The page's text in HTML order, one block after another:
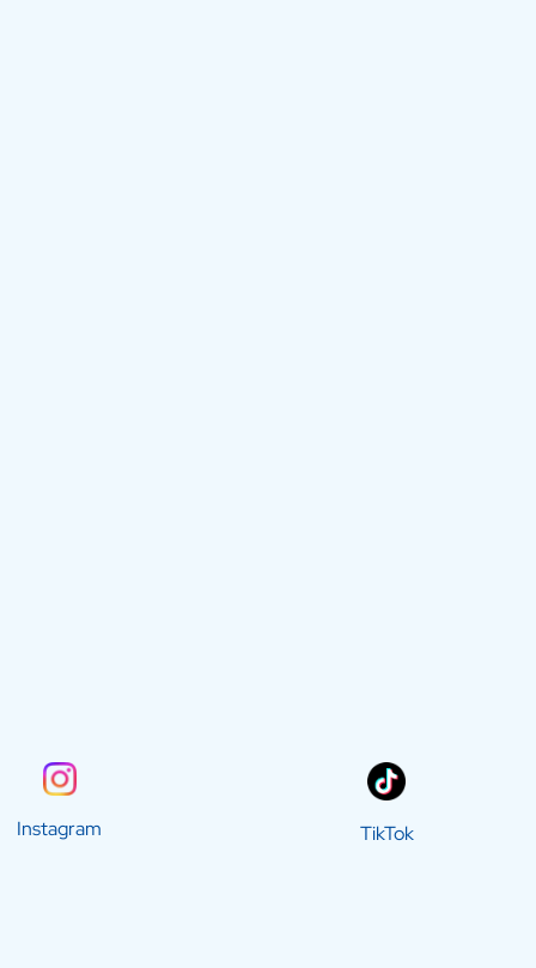
Instagram TikTok